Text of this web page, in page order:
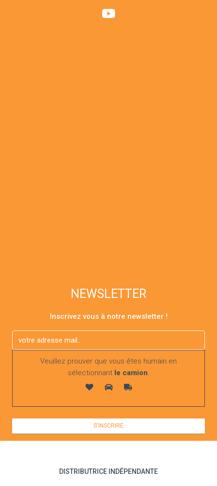
NEWSLETTER
Inscrivez vous à notre newsletter !
Veuillez prouver que vous êtes humain en
sélectionnantle camion.
DISTRIBUTRICE INDÉPENDANTE